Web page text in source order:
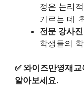
정은 논리
기르는 데
전문 강사
학생들의
✅ 와이즈만영재
알아보세요.